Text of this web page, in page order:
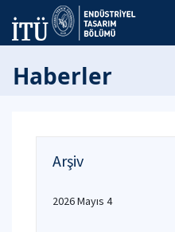
Haberler
Arşiv
2026 Mayıs 4